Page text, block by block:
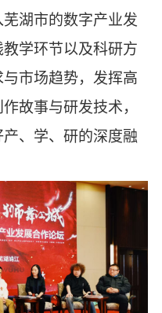
湖市的数字产业发
学环节以及科研方
市场趋势，发挥高
故事与研发技术，
产、学、研的深度融